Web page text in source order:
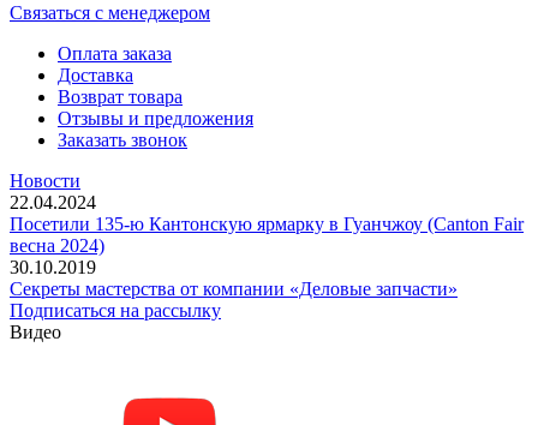
Cвязаться с менеджером
Оплата заказа
Доставка
Возврат товара
Отзывы и предложения
Заказать звонок
Новости
22.04.2024
Посетили 135-ю Кантонскую ярмарку в Гуанчжоу (Canton Fair
весна 2024)
30.10.2019
Секреты мастерства от компании «Деловые запчасти»
Подписаться на рассылку
Видео